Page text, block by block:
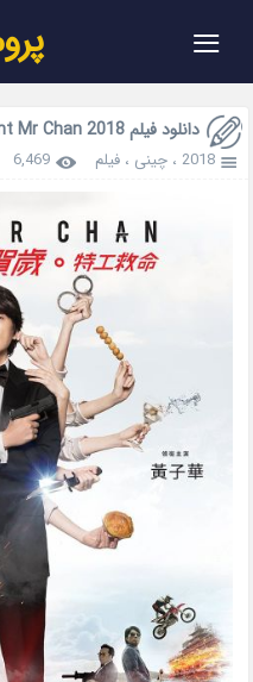
≡
دانلود فیلم Agent Mr Chan 2018
2018 ،چینی ،فیلم 6,469